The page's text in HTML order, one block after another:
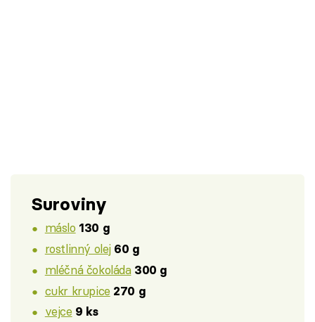
Suroviny
máslo 130 g
rostlinný olej 60 g
mléčná čokoláda 300 g
cukr krupice 270 g
vejce 9 ks